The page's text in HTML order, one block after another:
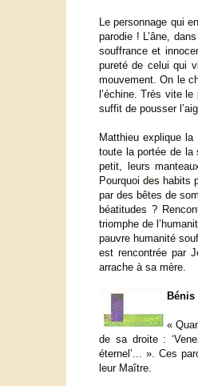
Le personnage qui
parodie ! L’âne,
souffrance et
pureté de celui qui
mouvement. On le
l’échine. Très vite
suffit de pousser
Matthieu explique la
toute la portée de la
petit, leurs
Pourquoi des habits
par des bêtes de
béatitudes ?
triomphe de
pauvre humanité
est rencontrée par
arrache à sa mère.
«
de sa droite :
éternel’... ». Ces
leur Maître.